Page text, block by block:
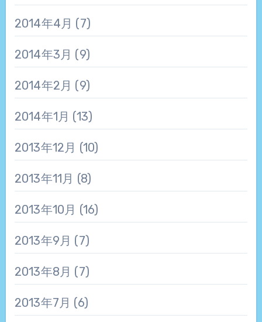
2014年4月 (7)
2014年3月 (9)
2014年2月 (9)
2014年1月 (13)
2013年12月 (10)
2013年11月 (8)
2013年10月 (16)
2013年9月 (7)
2013年8月 (7)
2013年7月 (6)